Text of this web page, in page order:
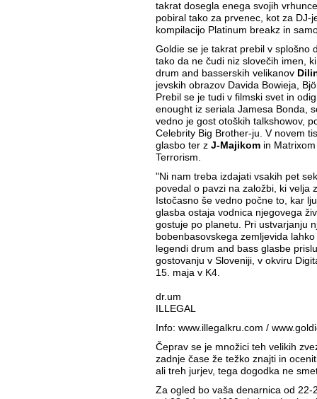
takrat dosegla enega svojih
pobiral tako za prvenec, kot za DJ-
kompilacijo Platinum breakz in
Goldie se je takrat prebil v splošno
tako da ne čudi niz slovečih imen,
drum and basserskih velikanov
jevskih obrazov Davida Bowieja,
Prebil se je tudi v filmski svet in
enought iz seriala Jamesa Bonda,
vedno je gost otoških talkshowov,
Celebrity Big Brother-ju. V novem
glasbo ter z J-Majikom in
Terrorism.
"Ni nam treba izdajati vsakih pet
povedal o pavzi na založbi, ki velja
Istočasno še vedno počne to, kar
glasba ostaja vodnica njegovega
gostuje po planetu. Pri ustvarjanju
bobenbasovskega zemljevida
legendi drum and bass glasbe
gostovanju v Sloveniji, v okviru
15. maja v K4.
dr.um
ILLEGAL
Info: www.illegalkru.com /
Čeprav se je množici teh velikih
zadnje čase že težko znajti in
ali treh jurjev, tega dogodka ne
Za ogled bo vaša denarnica od